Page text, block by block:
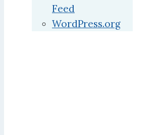
Feed
WordPress.org